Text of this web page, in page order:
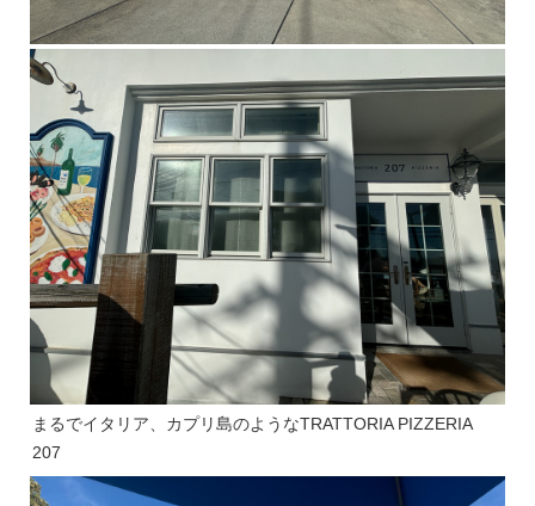
まるでイタリア、カプリ島のようなTRATTORIA PIZZERIA
207